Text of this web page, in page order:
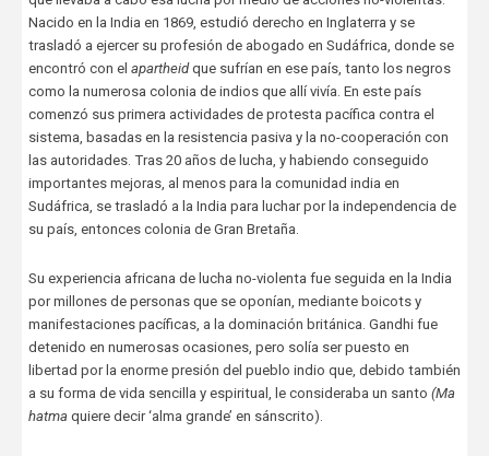
Nacido en la India en 1869, estudió derecho en Inglaterra y se
trasladó a ejercer su profesión de abogado en Sudáfrica, donde se
encontró con el apartheidque sufrían en ese país, tanto los negros
como la numerosa colonia de indios que allí vivía. En este país
comenzó sus primera actividades de protesta pacífica contra el
sistema, basadas en la resistencia pasiva y la no-cooperación con
las autoridades. Tras 20 años de lucha, y habiendo conseguido
importantes mejoras, al menos para la comunidad india en
Sudáfrica, se trasladó a la India para luchar por la independencia de
su país, entonces colonia de Gran Bretaña.
Su experiencia africana de lucha no-violenta fue seguida en la India
por millones de personas que se oponían, mediante boicots y
manifestaciones pacíficas, a la dominación británica. Gandhi fue
detenido en numerosas ocasiones, pero solía ser puesto en
libertad por la enorme presión del pueblo indio que, debido también
a su forma de vida sencilla y espiritual, le consideraba un santo (Ma
hatma quiere decir ‘alma grande’ en sánscrito).